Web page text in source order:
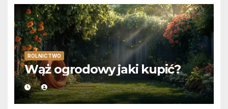
ROLNICTWO
Wąż ogrodowy jaki kupić?